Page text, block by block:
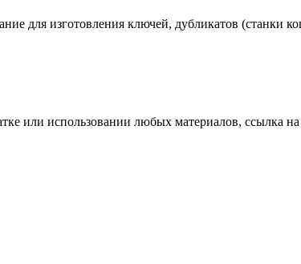
для изготовления ключей, дубликатов (станки
или использовании любых материалов, ссылка на